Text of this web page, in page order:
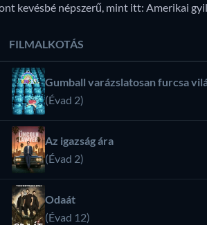
kevésbé népszerű, mint itt: Amerikai
FILMALKOTÁS
Gumball varázslatosan furcsa
(Évad 2)
Az igazság ára
(Évad 2)
Odaát
(Évad 12)